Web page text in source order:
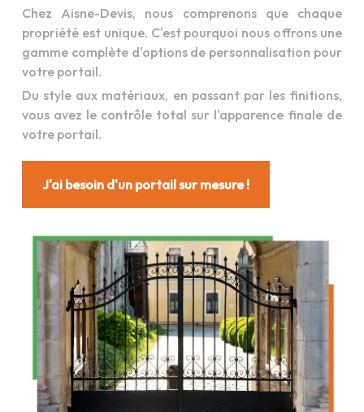
Chez Aisne-Devis, nous comprenons que chaque
propriété est unique. C'est pourquoi nous offrons une
gamme complète d'options de personnalisation pour
votre portail.
Du style aux matériaux, en passant par les finitions,
vous avez le contrôle total sur l'apparence finale de
votre portail.
J'ai besoin d'un portail sur mesure !